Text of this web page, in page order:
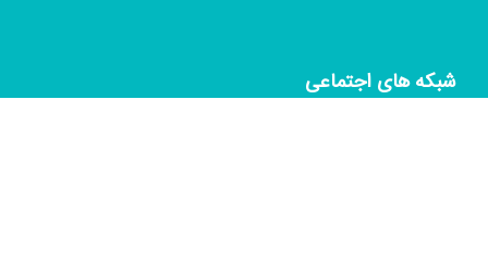
شبکه های اجتماعی